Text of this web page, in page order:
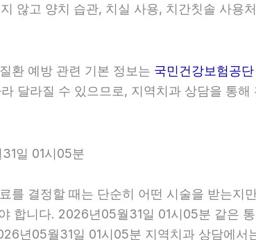
않고 양치 습관, 치실 사용, 치간칫솔 사
환 예방 관련 기본 정보는 국민건강보험공단
달라질 수 있으므로, 지역치과 상담을 통
일 01시05분
를 결정할 때는 단순히 어떤 시술을 받는지
합니다. 2026년05월31일 01시05분 같은
년05월31일 01시05분 지역치과 상담에